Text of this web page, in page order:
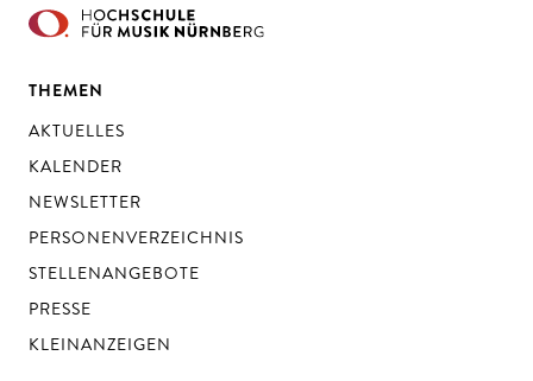
THEMEN
AKTUELLES
KALENDER
NEWSLETTER
PERSONENVERZEICHNIS
STELLENANGEBOTE
PRESSE
KLEINANZEIGEN